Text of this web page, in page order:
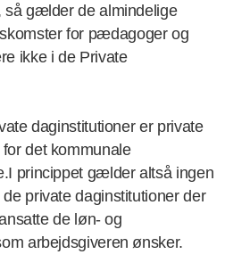
så gælder de almindelige
for pædagoger og
ikke i de Private
daginstitutioner er private
det kommunale
princippet gælder altså ingen
private daginstitutioner der
de løn- og
arbejdsgiveren ønsker.